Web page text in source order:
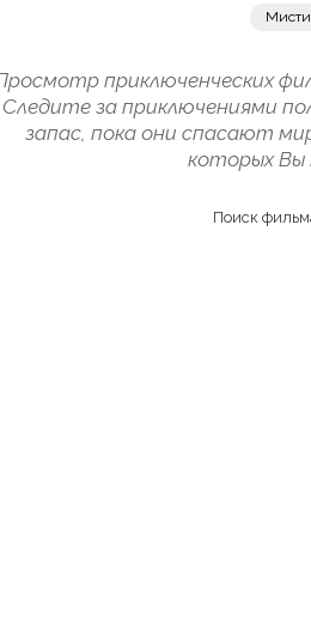
приключенческих
Следите за приключениями
запас, пока они спасают
которых Вы
Поиск